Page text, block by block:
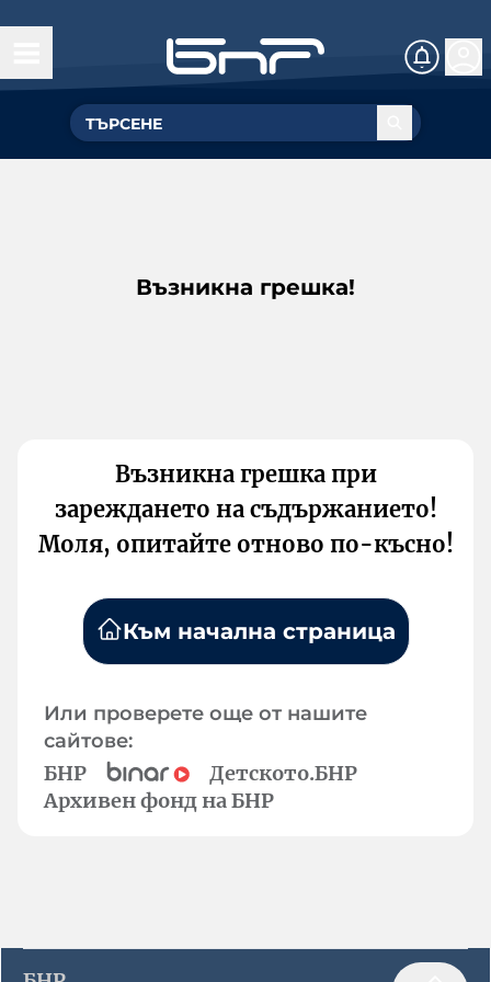
Възникна грешка!
Възникна грешка при
зареждането на съдържанието!
Моля, опитайте отново по-късно!
Към начална страница
Или проверете още от нашите
сайтове:
БНР
Детското.БНР
Архивен фонд на БНР